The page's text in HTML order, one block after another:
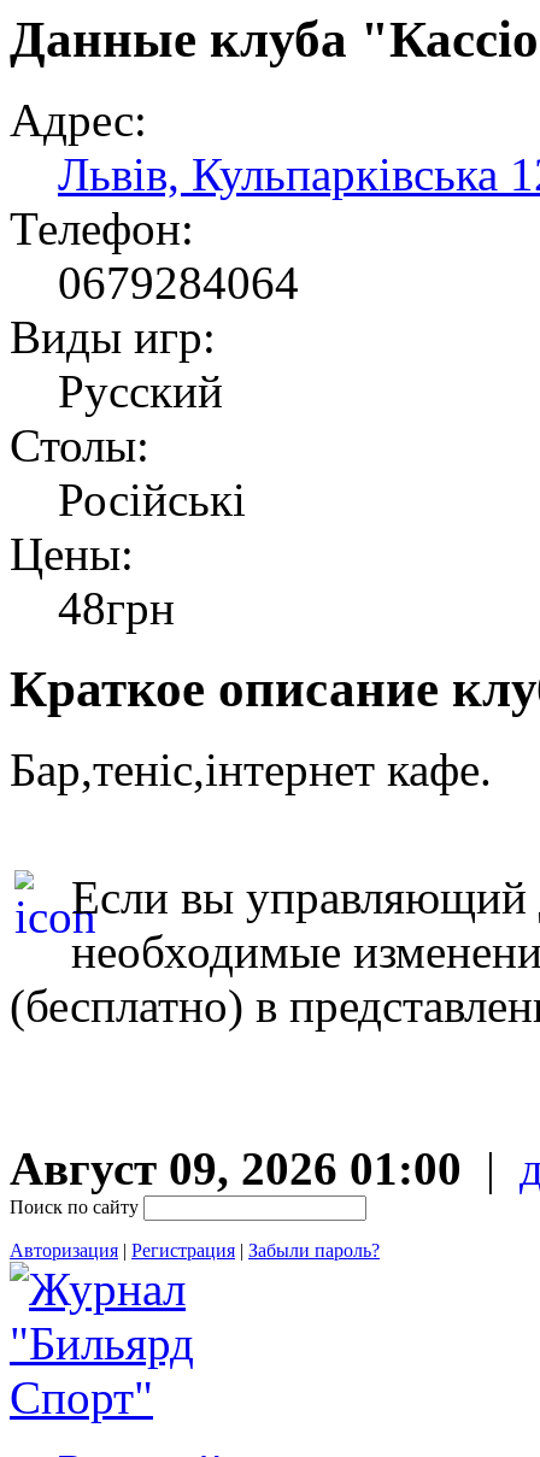
Данные клуба
Адрес:
Львів, Кульпарківська
Телефон:
0679284064
Виды игр:
Русский
Столы:
Російські
Цены:
48грн
Краткое описание
Бар,теніс,інтернет кафе.
Если вы управляющий
необходимые
(бесплатно) в
Август 09, 2026 01:00 |
Поиск по сайту
Авторизация | Регистрация | Забыли пароль?